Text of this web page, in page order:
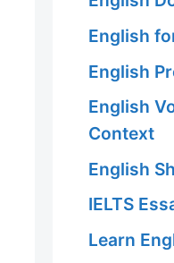
English
English
English
Context
English
IELTS
Learn